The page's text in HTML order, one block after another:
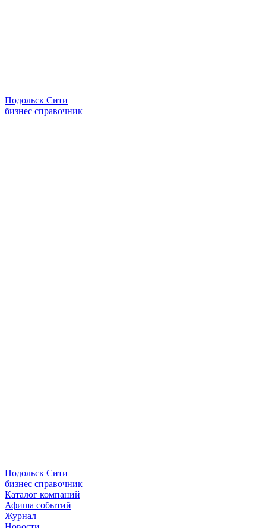
Подольск Сити
бизнес справочник
Подольск Сити
бизнес справочник
Каталог компаний
Афиша событий
Журнал